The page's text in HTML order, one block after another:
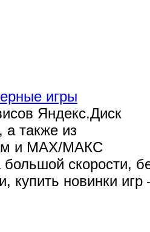
игры
Яндекс.Диск
а также из
и MAX/МАКС
большой скорости,
купить новинки